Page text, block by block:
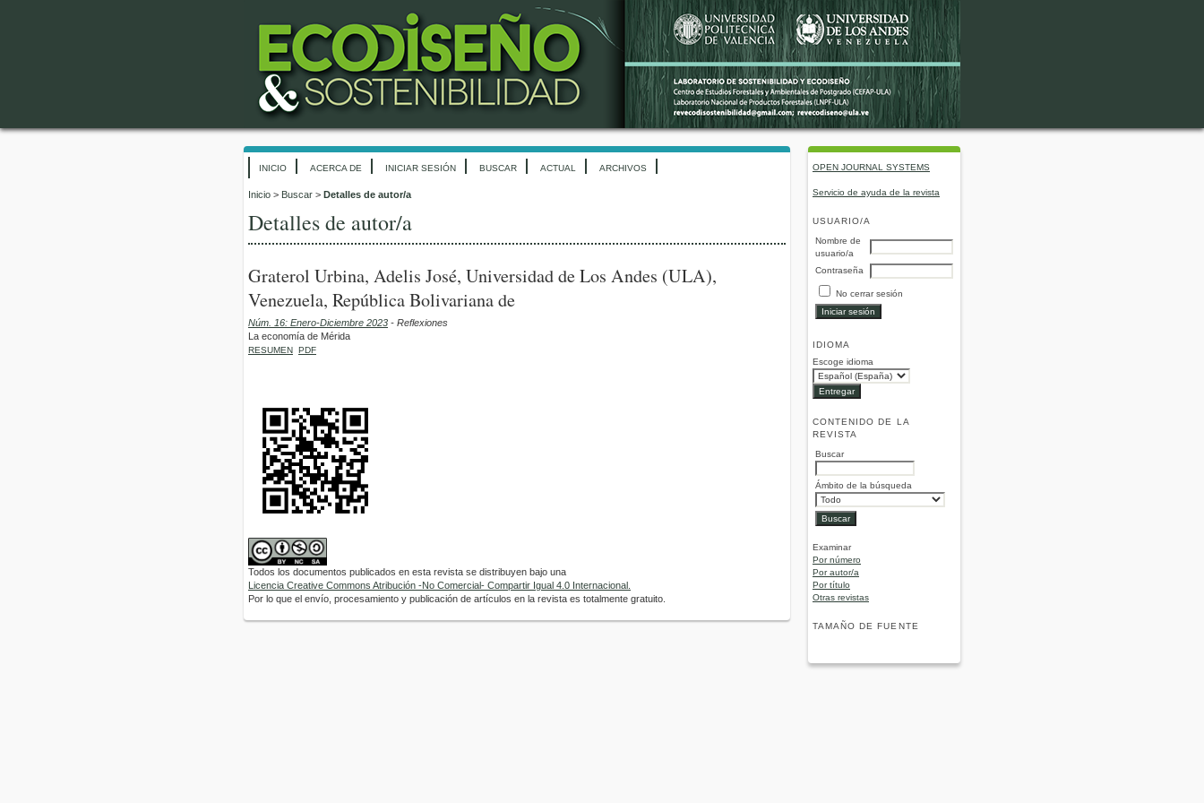
OPEN JOURNAL SYSTEMS
Servicio de ayuda de la revista
USUARIO/A
Nombre de
usuario/a
Contraseña
No cerrar sesión
IDIOMA
Escoge idioma
CONTENIDO DE LA
REVISTA
Buscar
Ámbito de la búsqueda
Examinar
Por número
Por autor/a
Por título
Otras revistas
TAMAÑO DE FUENTE
INICIO ACERCA DE INICIAR SESIÓN BUSCAR ACTUAL ARCHIVOS
Inicio > Buscar > Detalles de autor/a
Detalles de autor/a
Graterol Urbina, Adelis José, Universidad de Los Andes (ULA),
Venezuela, República Bolivariana de
Núm. 16: Enero-Diciembre 2023 - Reflexiones
La economía de Mérida
RESUMEN PDF
Todos los documentos publicados en esta revista se distribuyen bajo una
Licencia Creative Commons Atribución -No Comercial- Compartir Igual 4.0 Internacional.
Por lo que el envío, procesamiento y publicación de artículos en la revista es totalmente gratuito.